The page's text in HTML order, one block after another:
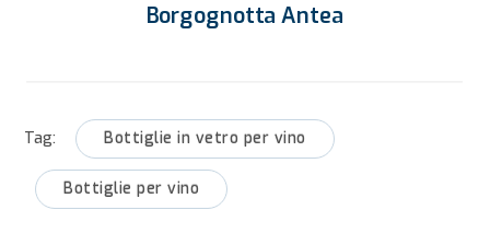
Borgognotta Antea
Tag: Bottiglie in vetro per vino
Bottiglie per vino